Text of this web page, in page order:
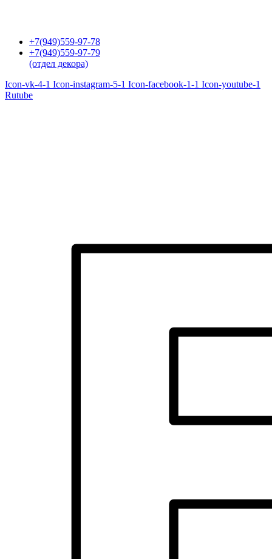
+7(949)559-97-78
+7(949)559-97-79
(отдел декора)
Icon-vk-4-1 Icon-instagram-5-1 Icon-facebook-1-1 Icon-youtube-1
Rutube